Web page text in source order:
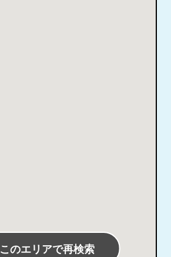
このエリアで再検索